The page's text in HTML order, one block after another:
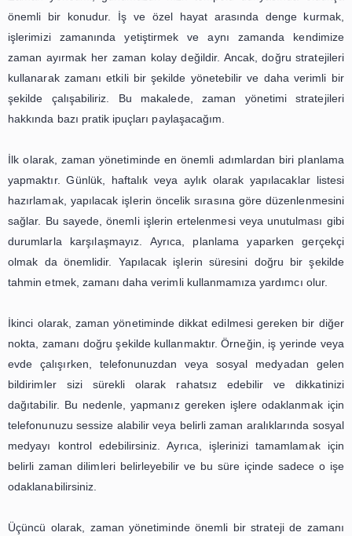
olmak için oldukça önemli bir beceridir. Ancak,
olduğu gerçeğiyle karşı karşıya kaldığımızda,
dengeli bir şekilde yönetmek ve verimliliğimizi arttırmak
stratejilere ihtiyacımız olabilir. Bu makalede, zaman
stratejileri hakkında bilgi edinecek ve hayatınızı daha
İlk olarak, zaman yönetimi için en önemli
önceliklerinizi belirlemektir. Hayatımızın her alanında
ve sorumlulukla karşı karşıyayız ve bu nedenle
doğru bir şekilde belirlemek oldukça önemlidir.
belirlerken, yapılması gereken en önemli
kullanabilir ve önemli görevlerinizi tamamlamak için
ayırabilirsiniz.
Bir sonraki adım ise zamanınızı doğru bir şekilde
Planlama, zaman yönetiminin temel taşlarından
haftalık veya aylık olarak yapacağınız planlamalar, size
kontrol sağlayacak ve zamanınızı daha verimli
önceliklerinizi göz önünde bulundurmalı ve